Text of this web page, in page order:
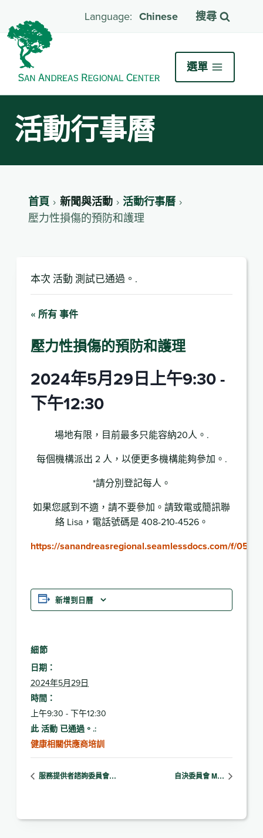
Chinese 搜尋
選單
活動行事曆
首頁 新聞與活動 活動行事曆
壓力性損傷的預防和護理
本次 活動 測試已通過。.
« 所有 事件
壓力性損傷的預防和護理
2024年5月29日上午9:30-
下午12:30
場地有限，目前最多只能容納20人。.
每個機構派出 2 人，以便更多機構能夠參加。.
*請分別登記每人。
如果您感到不適，請不要參加。請致電或簡訊聯
絡 Lisa，電話號碼是 408-210-4526。
https://sanandreasregional.seamlessdocs.com/f/
新增到日曆
細節
日期：
2024年5月29日
時間：
上午9:30 - 下午12:30
此 活動 已通過。.:
健康相關供應商培訓
服務提供者諮詢委員會… 自決委員會 M…